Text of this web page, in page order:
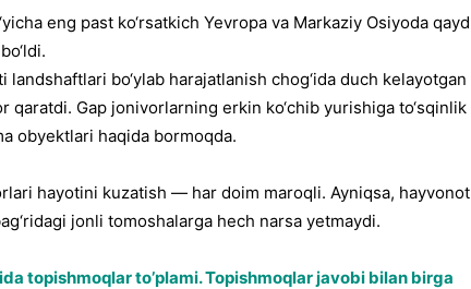
eng past ko‘rsatkich Yevropa va Markaziy Osiyoda qayd
bo‘ylab harajatlanish chog‘ida duch kelayotgan
qaratdi. Gap jonivorlarning erkin ko‘chib yurishiga to‘sqinlik
obyektlari haqida bormoqda.
hayotini kuzatish — har doim maroqli. Ayniqsa, hayvonot
jonli tomoshalarga hech narsa yetmaydi.
topishmoqlar to’plami. Topishmoqlar javobi bilan birga